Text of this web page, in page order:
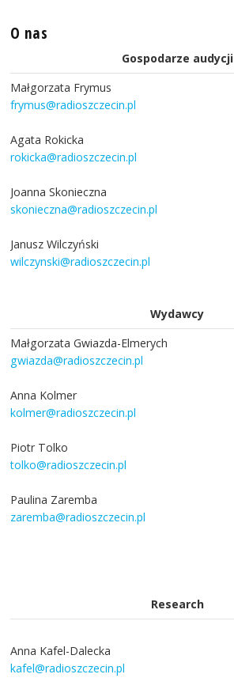
O nas
Gospodarze audycji
Małgorzata Frymus
frymus@radioszczecin.pl
Agata Rokicka
rokicka@radioszczecin.pl
Joanna Skonieczna
skonieczna@radioszczecin.pl
Janusz Wilczyński
wilczynski@radioszczecin.pl
Wydawcy
Małgorzata Gwiazda-Elmerych
gwiazda@radioszczecin.pl
Anna Kolmer
kolmer@radioszczecin.pl
Piotr Tolko
tolko@radioszczecin.pl
Paulina Zaremba
zaremba@radioszczecin.pl
Research
Anna Kafel-Dalecka
kafel@radioszczecin.pl